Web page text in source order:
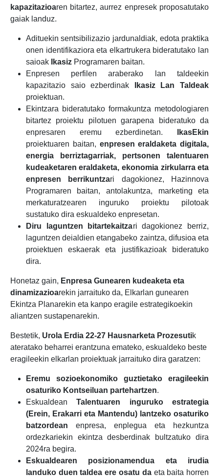
kapazitazioaren bitartez, aurrez enpresek proposatutako
gaiak landuz.
Adituekin sentsibilizazio jardunaldiak, edota praktika
onen identifikaziora eta elkartrukera bideratutako lan
saioak
IkasizProgramaren baitan.
Enpresen perfilen araberako lan taldeekin
kapazitazio saio ezberdinak Ikasiz Lan Taldeak
proiektuan.
Ekintzara bideratutako formakuntza metodologiaren
bitartez proiektu pilotuen garapena bideratuko da
enpresaren eremu ezberdinetan.
IkasEkin
proiektuaren baitan, enpresen eraldaketa digitala,
energia berriztagarriak, pertsonen talentuaren
kudeaketaren eraldaketa, ekonomia zirkularra eta
enpresen berrikuntzari dagokionez, Hazinnova
Programaren baitan, antolakuntza, marketing eta
merkaturatzearen inguruko proiektu pilotoak
sustatuko dira eskualdeko enpresetan.
Diru laguntzen bitartekaitzari dagokionez berriz,
laguntzen deialdien etangabeko zaintza, difusioa eta
proiektuen eskaerak eta justifikazioak bideratuko
dira.
Honetaz gain, Enpresa Gunearen kudeaketa eta
dinamizazioarekin jarraituko da, Elkarlan gunearen
Ekintza Planarekin eta kanpo eragile estrategikoekin
aliantzen sustapenarekin.
Bestetik, Urola Erdia 22-27 Hausnarketa Prozesutik
ateratako beharrei erantzuna emateko, eskualdeko beste
eragileekin elkarlan proiektuak jarraituko dira garatzen:
Eremu sozioekonomiko guztietako eragileekin
osaturiko Kontseiluan partehartzen.
EskualdeanTalentuaren inguruko estrategia
(Erein, Erakarri eta Mantendu) lantzeko osaturiko
batzordean enpresa, enplegua eta hezkuntza
ordezkariekin ekintza desberdinak bultzatuko dira
2024ra begira.
Eskualdearen posizionamendua eta irudia
landuko duen taldea ere osatu daeta baita horren